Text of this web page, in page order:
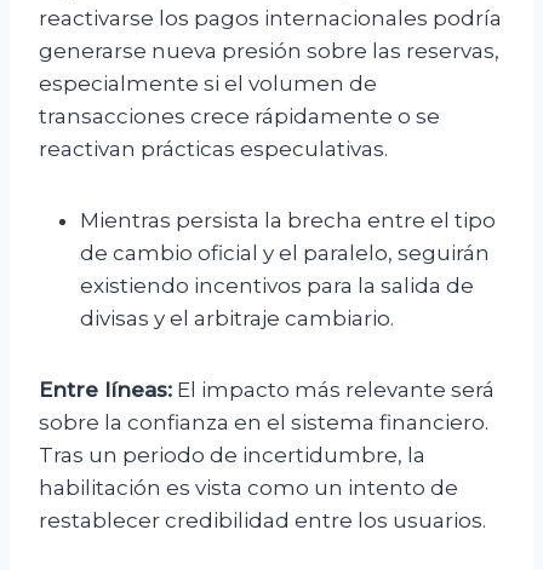
reactivarse los pagos internacionales podría
generarse nueva presión sobre las reservas,
especialmente si el volumen de
transacciones crece rápidamente o se
reactivan prácticas especulativas.
Mientras persista la brecha entre el tipo
de cambio oficial y el paralelo, seguirán
existiendo incentivos para la salida de
divisas y el arbitraje cambiario.
Entre líneas: El impacto más relevante será
sobre la confianza en el sistema financiero.
Tras un periodo de incertidumbre, la
habilitación es vista como un intento de
restablecer credibilidad entre los usuarios.